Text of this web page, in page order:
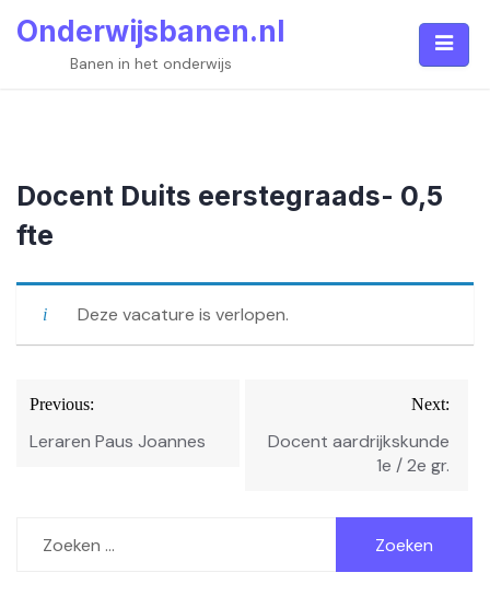
Onderwijsbanen.nl
Banen in het onderwijs
Docent Duits eerstegraads- 0,5
fte
Deze vacature is verlopen.
Bericht
navigatie
Previous:
Leraren Paus Joannes
Next:
Docent aardrijkskunde
1e / 2e gr.
naar: